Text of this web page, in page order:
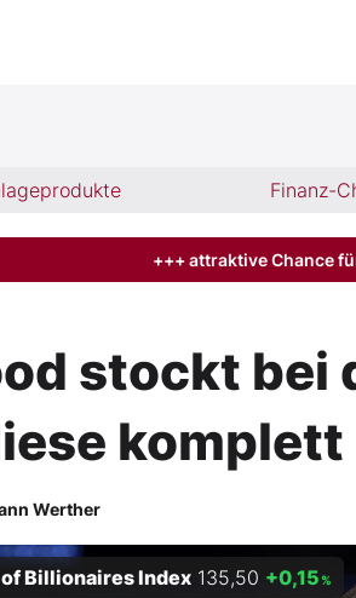
Finanz-
+++ attraktive Chance
stockt bei
komplett
Werther
Billionaires Index 135,50 +0,15 %